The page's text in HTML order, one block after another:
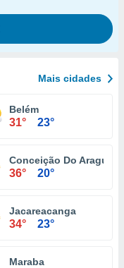
Mais cidades
Belém
31° 23°
Conceição Do Araguaia
36° 20°
Jacareacanga
34° 23°
Maraba